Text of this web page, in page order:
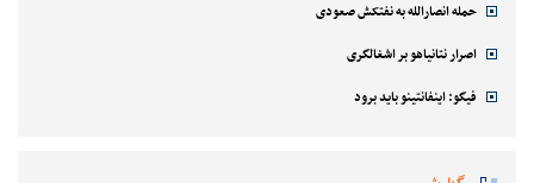
حمله انصارالله به نفتکش صعودی
اصرار نتانیاهو بر اشغالگری
فیگو: اینفانتینو باید برود